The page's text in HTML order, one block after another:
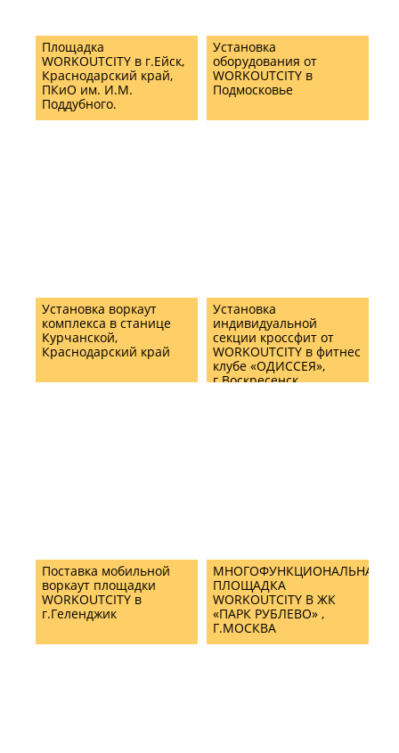
Площадка
WORKOUTCITY в г.Ейск,
Краснодарский край,
ПКиО им. И.М.
Поддубного.
Установка
оборудования от
WORKOUTCITY в
Подмосковье
Установка воркаут
комплекса в станице
Курчанской,
Краснодарский край
Установка
индивидуальной
секции кроссфит от
WORKOUTCITY в фитнес
клубе «ОДИССЕЯ»,
г.Воскресенск
Поставка мобильной
воркаут площадки
WORKOUTCITY в
г.Геленджик
МНОГОФУНКЦИОНАЛЬНАЯ
ПЛОЩАДКА
WORKOUTCITY В ЖК
«ПАРК РУБЛЕВО» ,
Г.МОСКВА